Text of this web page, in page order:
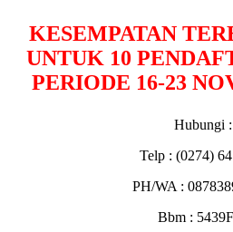
KESEMPATAN
UNTUK 10
PERIODE 16-23
Hubungi :
Telp : (0274)
PH/WA :
Bbm :